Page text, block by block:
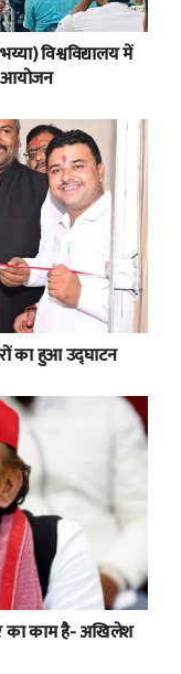
विश्वविद्यालय में
आयोजन
का हुआ उद्घाटन
का काम है- अखिलेश